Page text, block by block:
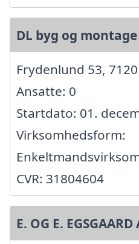
DL byg og montage
Frydenlund 53,
Ansatte: 0
Startdato: 01.
Virksomhedsform:
CVR: 31804604
E. OG E. EGSGAARD